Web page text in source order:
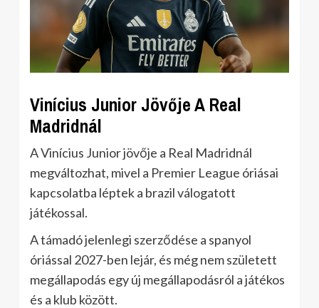
Vinícius Junior Jövője A Real
Madridnál
A Vinícius Junior jövője a Real Madridnál
megváltozhat, mivel a Premier League óriásai
kapcsolatba léptek a brazil válogatott
játékossal.
A támadó jelenlegi szerződése a spanyol
óriással 2027-ben lejár, és még nem született
megállapodás egy új megállapodásról a játékos
és a klub között.